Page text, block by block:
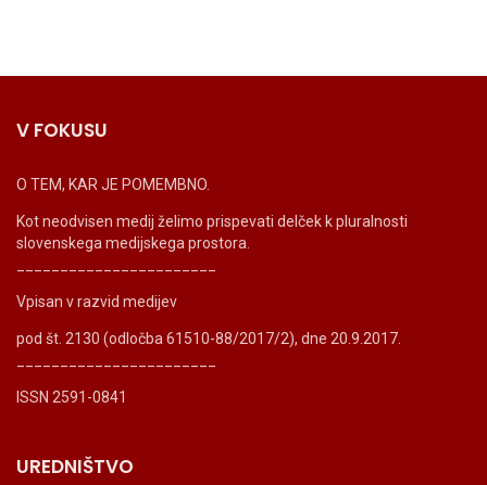
V FOKUSU
O TEM, KAR JE POMEMBNO.
Kot neodvisen medij želimo prispevati delček k pluralnosti
slovenskega medijskega prostora.
Vpisan v razvid medijev
pod št. 2130 (odločba 61510-88/2017/2), dne 20.9.2017.
ISSN 2591-0841
UREDNIŠTVO